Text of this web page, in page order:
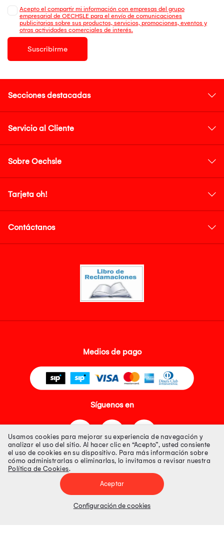
Acepto el compartir mi información con empresas del grupo
empresarial de OECHSLE para el envío de comunicaciones
publicitarias sobre sus productos, servicios, promociones, eventos y
otras actividades comerciales de interés.
Suscribirme
Secciones destacadas
Servicio al Cliente
Sobre Oechsle
Tarjeta oh!
Contáctanos
Medios de pago
Síguenos en
Tienda 100% Segura
Tiendas Peruanas S.A. R.U.C. Nº 20493020618. Todos los derechos
Precios disponibles solo en www.oechsle.pe. Precios online publicados
Usamos cookies para mejorar su experiencia de navegación y
analizar el uso del sitio. Al hacer clic en “Acepto”, usted consiente
el uso de cookies en su dispositivo. Para más información sobre
cómo administrarlas o eliminarlas, lo invitamos a revisar nuestra
Política de Cookies.
Aceptar
Configuración de cookies